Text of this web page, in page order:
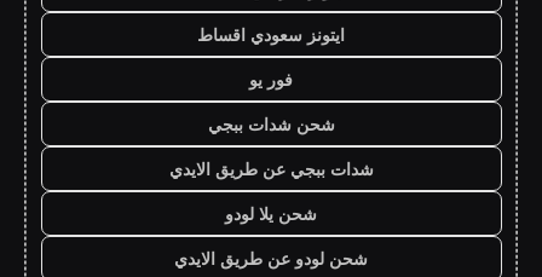
ايتونز سعودي اقساط
فور يو
شحن شدات ببجي
شدات ببجي عن طريق الايدي
شحن يلا لودو
شحن لودو عن طريق الايدي